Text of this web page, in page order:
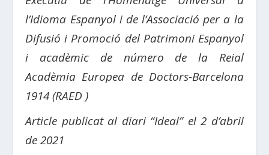
l’Idioma Espanyol i de l’Associació per a la
Difusió i Promoció del Patrimoni Espanyol
i acadèmic de número de la Reial
Acadèmia Europea de Doctors-Barcelona
1914 (RAED )
Article publicat al diari “Ideal” el 2 d’abril
de 2021